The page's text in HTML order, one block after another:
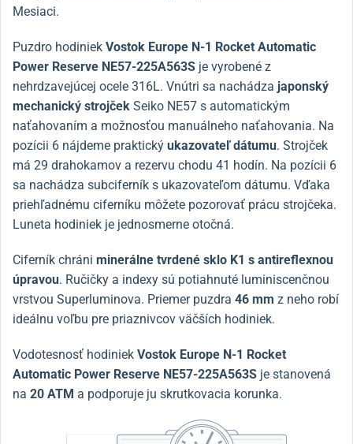
Mesiaci.
Puzdro hodiniek Vostok Europe N-1 Rocket Automatic
Power Reserve NE57-225A563S je vyrobené z
nehrdzavejúcej ocele 316L. Vnútri sa nachádza japonský
mechanický strojček Seiko NE57 s automatickým
naťahovaním a možnosťou manuálneho naťahovania. Na
pozícii 6 nájdeme praktický ukazovateľ dátumu. Strojček
má 29 drahokamov a rezervu chodu 41 hodín. Na pozícii 6
sa nachádza subciferník s ukazovateľom dátumu. Vďaka
priehľadnému ciferníku môžete pozorovať prácu strojčeka.
Luneta hodiniek je jednosmerne otočná.
Ciferník chráni minerálne tvrdené sklo K1 s antireflexnou
úpravou. Ručičky a indexy sú potiahnuté luminiscenčnou
vrstvou Superluminova. Priemer puzdra 46 mm z neho robí
ideálnu voľbu pre priaznivcov väčších hodiniek.
Vodotesnosť hodiniek Vostok Europe N-1 Rocket
Automatic Power Reserve NE57-225A563S je stanovená
na 20 ATM a podporuje ju skrutkovacia korunka.